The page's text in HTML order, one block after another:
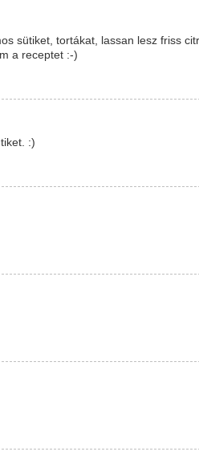
sütiket, tortákat, lassan lesz friss
a receptet :-)
:)